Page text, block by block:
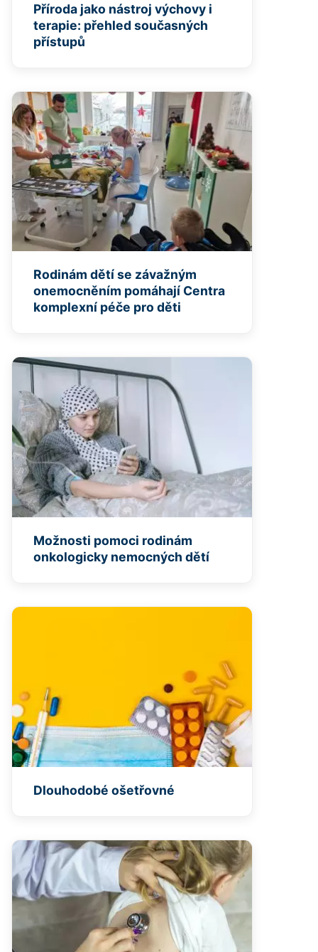
Příroda jako nástroj výchovy i
terapie: přehled současných
přístupů
Rodinám dětí se závažným
onemocněním pomáhají Centra
komplexní péče pro děti
Možnosti pomoci rodinám
onkologicky nemocných dětí
Dlouhodobé ošetřovné